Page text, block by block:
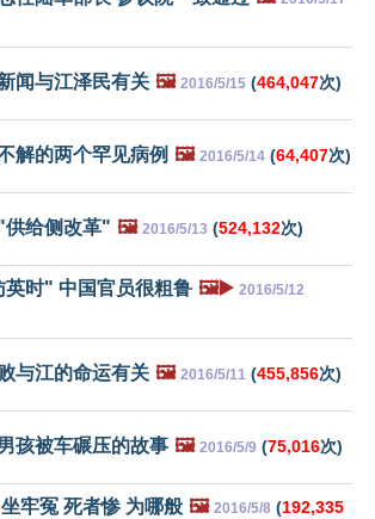
闻与江泽民有关 🖼️ 2016/5/15 (464,047次)
解的两个罕见病例 🖼️ 2016/5/14 (64,407次)
供给侧改革" 🖼️ 2016/5/13 (524,132次)
时" 中国官员很粗鲁 🖼️▶️ 2016/5/12
与江的命运有关 🖼️ 2016/5/11 (455,856次)
孩被车碾压的故事 🖼️ 2016/5/9 (75,016次)
牢冤 死者惨 为哪般 🖼️ 2016/5/8 (192,335